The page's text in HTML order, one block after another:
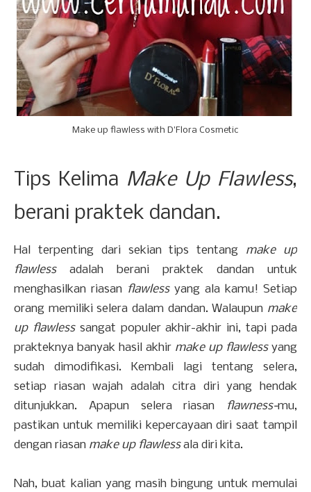
Make up flawless with D'Flora Cosmetic
Tips Kelima Make Up Flawless,
berani praktek dandan.
Hal terpenting dari sekian tips tentang make up
flawless adalah berani praktek dandan untuk
menghasilkan riasan flawless yang ala kamu! Setiap
orang memiliki selera dalam dandan. Walaupun make
up flawless sangat populer akhir-akhir ini, tapi pada
prakteknya banyak hasil akhir make up flawless yang
sudah dimodifikasi. Kembali lagi tentang selera,
setiap riasan wajah adalah citra diri yang hendak
ditunjukkan. Apapun selera riasan
flawness-mu,
pastikan untuk memiliki kepercayaan diri saat tampil
dengan riasan make up flawlessala diri kita.
Nah, buat kalian yang masih bingung untuk memulai